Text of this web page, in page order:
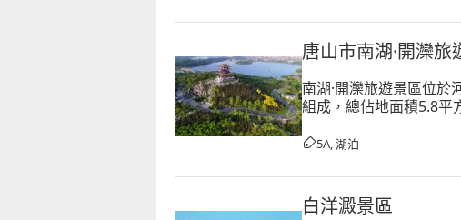
唐山市南湖·開灤旅
南湖·開灤旅遊景區位
組成，總佔地面積5.8平
5A, 湖泊
白洋澱景區